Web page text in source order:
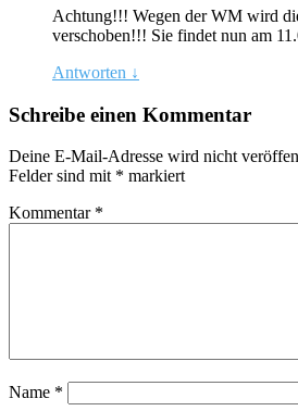
Achtung!!! Wegen der WM wird
verschoben!!! Sie findet nun am
Antworten ↓
Schreibe einen Kommentar
Deine E-Mail-Adresse wird nicht
Felder sind mit * markiert
Kommentar *
Name *